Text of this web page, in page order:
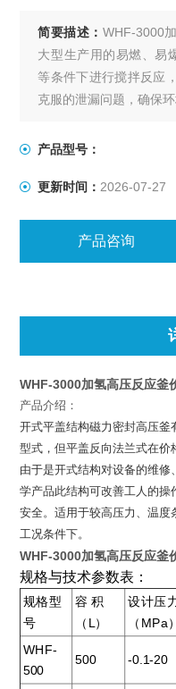
简要描述： WHF-3000
大型生产用的易燃、易
等条件下进行搅拌反应
克服的泄漏问题，确保
产品型号：
更新时间： 2026-07-27
产品咨询
WHF-3000加氢高压反应釜
产品介绍：
开式平盖结构磁力密封高压
型式，但平盖反向法兰式在价
由于是开式结构对设备的维
学产品此结构可改善工人的
安全。适用于较高压力、温
工况条件下。
WHF-3000加氢高压反应釜
规格与技术参数表：
规格型
号
容 积
（L）
设计压
（MPa）
WHF-
500
500 -0.1-20